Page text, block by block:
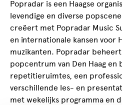
Popradar is een Haagse
levendige en diverse
creëert met Popradar Music
en internationale kansen voor
muzikanten. Popradar
popcentrum van Den Haag en
repetitieruimtes, een
verschillende les- en
met wekelijks programma en